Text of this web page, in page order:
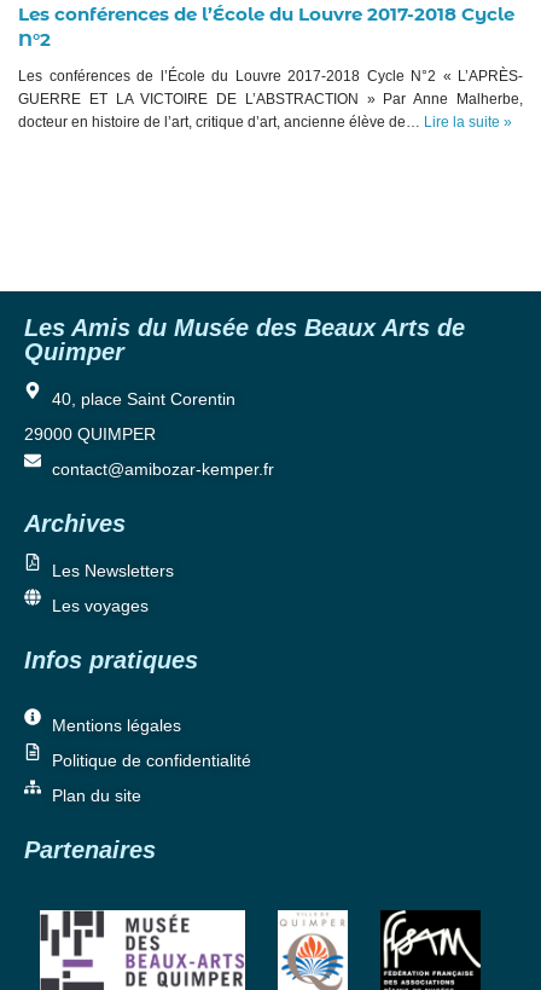
Les conférences de l’École du Louvre 2017-2018 Cycle
N°2
Les conférences de l’École du Louvre 2017-2018 Cycle N°2 « L’APRÈS-
GUERRE ET LA VICTOIRE DE L’ABSTRACTION » Par Anne Malherbe,
docteur en histoire de l’art, critique d’art, ancienne élève de… Lire la suite »
Les Amis du Musée des Beaux Arts de
Quimper
40, place Saint Corentin
29000 QUIMPER
contact@amibozar-kemper.fr
Archives
Les Newsletters
Les voyages
Infos pratiques
Mentions légales
Politique de confidentialité
Plan du site
Partenaires